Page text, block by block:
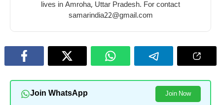
lives in Amroha, Uttar Pradesh. For contact
samarindia22@gmail.com
Join WhatsApp Join Now